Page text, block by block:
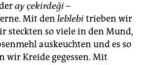
ay çekirdeği –
Mit den leblebi trieben wir
steckten so viele in den Mund,
auskeuchten und es so
wir Kreide gegessen. Mit